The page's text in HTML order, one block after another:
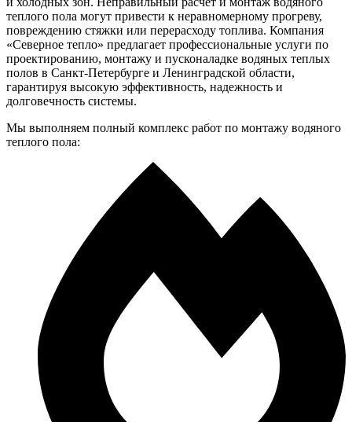
теплого пола могут привести к неравномерному прогреву,
повреждению стяжки или перерасходу топлива. Компания
«Северное тепло» предлагает профессиональные услуги по
проектированию, монтажу и пусконаладке водяных теплых
полов в Санкт-Петербурге и Ленинградской области,
гарантируя высокую эффективность, надежность и
долговечность системы.
Мы выполняем полный комплекс работ по монтажу водяного
теплого пола: